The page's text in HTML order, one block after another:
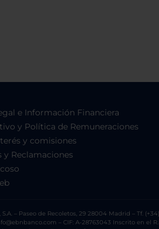
e Información Financiera
y Política de Remuneraciones
y comisiones
y Reclamaciones
– Paseo de Recoletos, 29 28004 Madrid – Tf.
– CIF: A-28763043 Inscrito en el